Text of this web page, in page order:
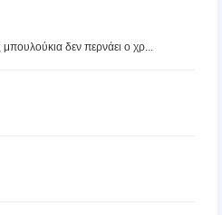
δεν περνάει ο χρ...